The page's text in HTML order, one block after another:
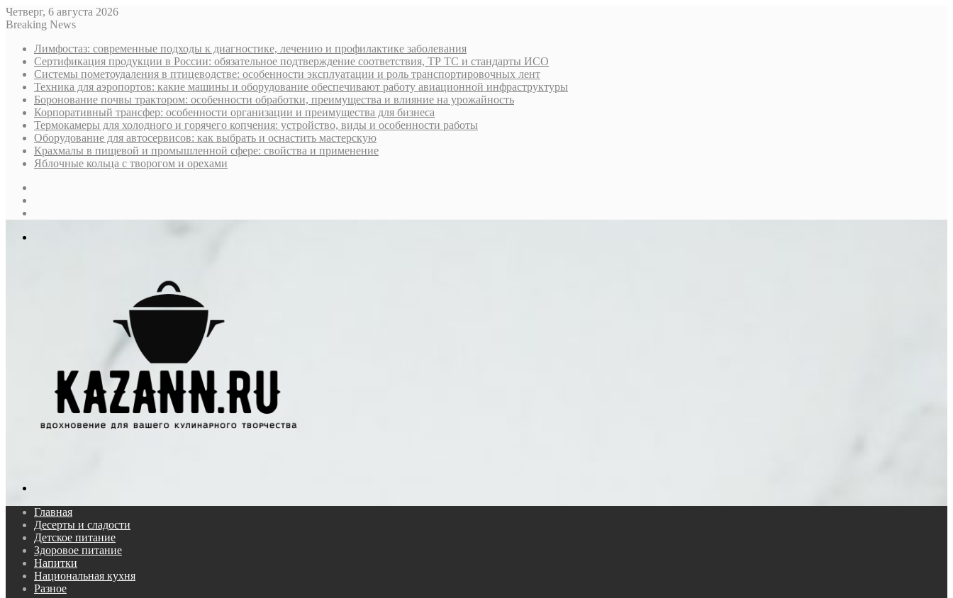
Четверг, 6 августа 2026
Breaking News
Лимфостаз: современные подходы к диагностике, лечению и профилактике заболевания
Сертификация продукции в России: обязательное подтверждение соответствия, ТР ТС и стандарты ИСО
Системы пометоудаления в птицеводстве: особенности эксплуатации и роль транспортировочных лент
Техника для аэропортов: какие машины и оборудование обеспечивают работу авиационной инфраструктуры
Боронование почвы трактором: особенности обработки, преимущества и влияние на урожайность
Корпоративный трансфер: особенности организации и преимущества для бизнеса
Термокамеры для холодного и горячего копчения: устройство, виды и особенности работы
Оборудование для автосервисов: как выбрать и оснастить мастерскую
Крахмалы в пищевой и промышленной сфере: свойства и применение
Яблочные кольца с творогом и орехами
Главная
Десерты и сладости
Детское питание
Здоровое питание
Напитки
Национальная кухня
Разное